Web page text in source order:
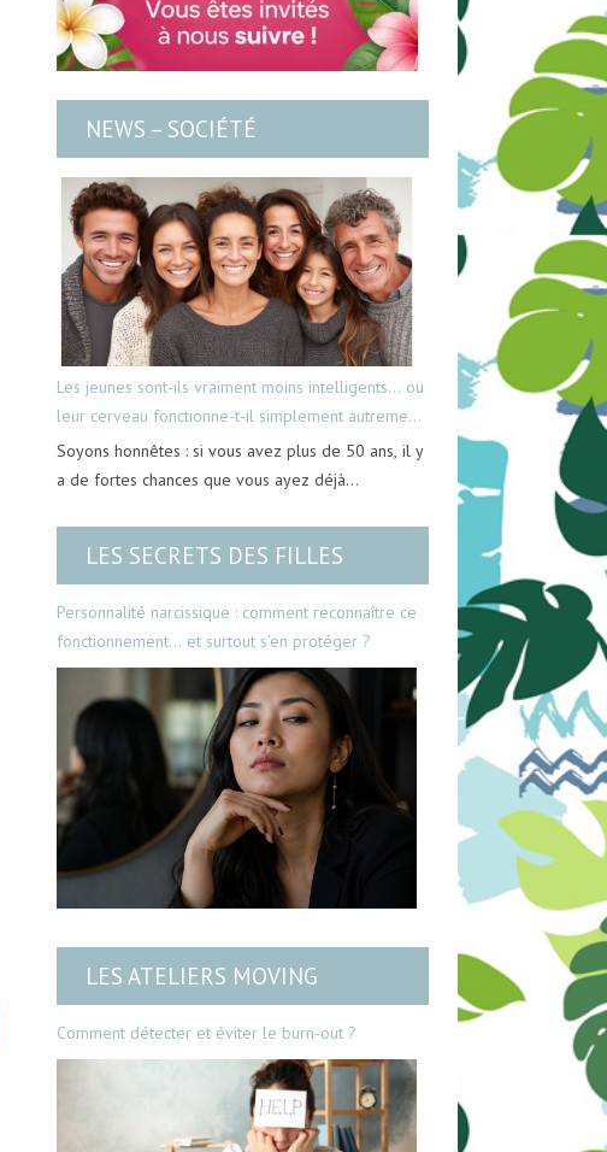
NEWS – SOCIÉTÉ
Les jeunes sont-ils vraiment moins intelligents… ou
leur cerveau fonctionne-t-il simplement autrement
?
Soyons honnêtes : si vous avez plus de 50 ans, il y
a de fortes chances que vous ayez déjà…
LES SECRETS DES FILLES
Personnalité narcissique : comment reconnaître ce
fonctionnement… et surtout s’en protéger ?
LES ATELIERS MOVING
Comment détecter et éviter le burn-out ?